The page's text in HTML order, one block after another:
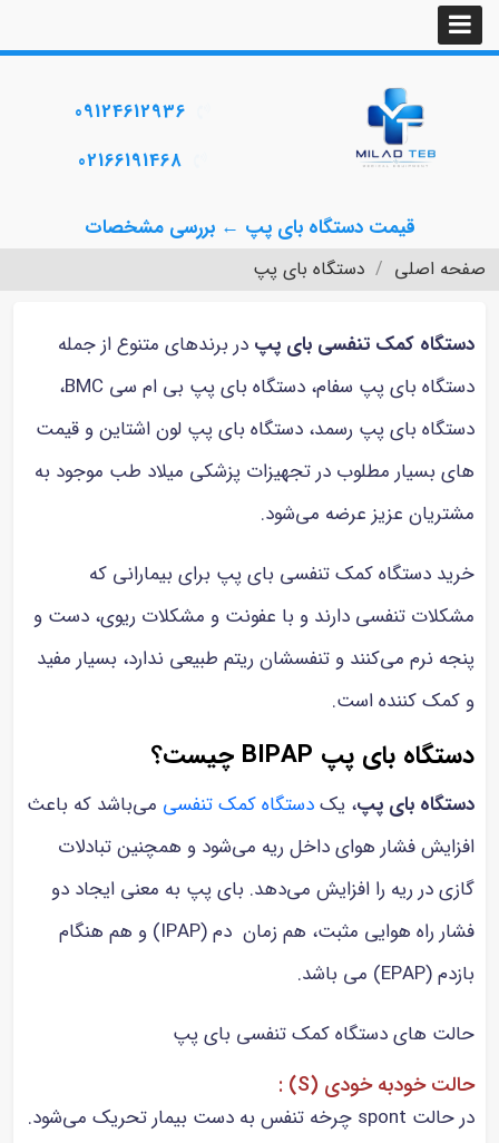
قیمت دستگاه بای پپ ← بررسی مشخصات
09124612936
02166191468
صفحه اصلی دستگاه بای پپ
دستگاه کمک تنفسی بای پپ در برندهای متنوع از جمله
دستگاه بای پپ سفام، دستگاه بای پپ بی ام سی BMC،
دستگاه بای پپ رسمد، دستگاه بای پپ لون اشتاین و قیمت
های بسیار مطلوب در تجهیزات پزشکی میلاد طب موجود به
مشتریان عزیز عرضه می‌شود.
خرید دستگاه کمک تنفسی بای پپ برای بیمارانی که
مشکلات تنفسی دارند و با عفونت و مشکلات ریوی، دست و
پنجه نرم می‌کنند و تنفسشان ریتم طبیعی ندارد، بسیار مفید
و کمک کننده است.
دستگاه بای پپ BIPAP چیست؟
دستگاه بای پپ، یکدستگاه کمک تنفسی می‌باشد که باعث
افزایش فشار هوای داخل ریه می‌شود و همچنین تبادلات
گازی در ریه را افزایش می‌دهد. بای پپ به معنی ایجاد دو
فشار راه هوایی مثبت، هم زمان دم (IPAP) و هم هنگام
بازدم (EPAP) می باشد.
حالت های دستگاه کمک تنفسی بای پپ
حالت خودبه خودی (S) :
در
حالت spont چرخه تنفس به دست بیمار تحریک می‌شود.